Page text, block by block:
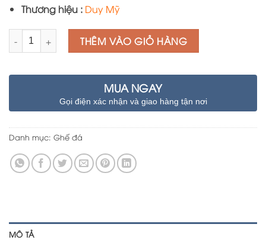
Thương hiệu : Duy Mỹ
Số lượng THÊM VÀO GIỎ HÀNG
MUA NGAY
Gọi điện xác nhận và giao hàng tận nơi
Danh mục: Ghế đá
MÔ TẢ